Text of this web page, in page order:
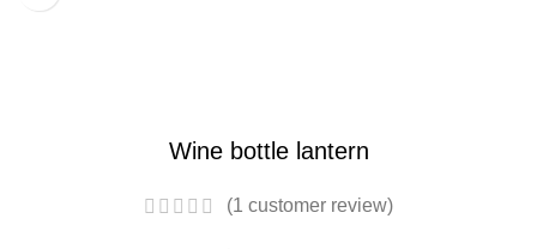
Wine bottle lantern
(1 customer review)